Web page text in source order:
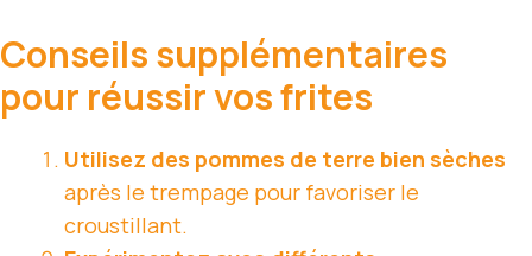
Conseils supplémentaires
pour réussir vos frites
Utilisez des pommes de terre bien sèches
après le trempage pour favoriser le
croustillant.